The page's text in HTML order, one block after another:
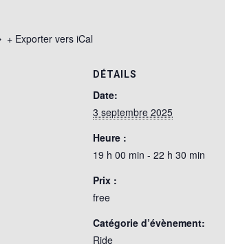
+ Exporter vers iCal
DÉTAILS
Date:
3 septembre 2025
Heure :
19 h 00 min - 22 h 30 min
Prix :
free
Catégorie d’évènement:
Ride